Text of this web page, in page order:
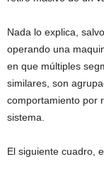
Nada lo explica,
operando una
en que múltiples
similares, son
comportamiento por
sistema.
El siguiente cuadro,